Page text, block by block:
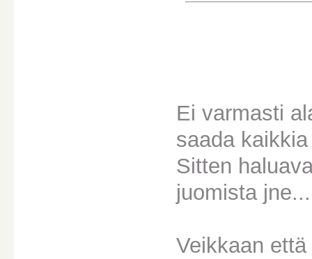
Ei varmasti
saada
Sitten
juomista jne...
Veikkaan